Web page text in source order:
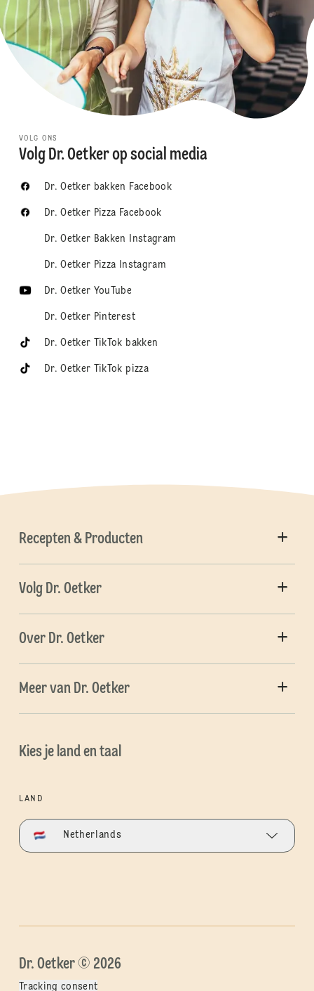
VOLG ONS
Volg Dr. Oetker op social media
Dr. Oetker bakken Facebook
Dr. Oetker Pizza Facebook
Dr. Oetker Bakken Instagram
Dr. Oetker Pizza Instagram
Dr. Oetker YouTube
Dr. Oetker Pinterest
Dr. Oetker TikTok bakken
Dr. Oetker TikTok pizza
Recepten & Producten
Volg Dr. Oetker
Over Dr. Oetker
Meer van Dr. Oetker
Kies je land en taal
LAND
Netherlands
Dr. Oetker © 2026
Tracking consent